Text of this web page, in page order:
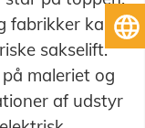
kan
sakselift.
maleriet og
af udstyr